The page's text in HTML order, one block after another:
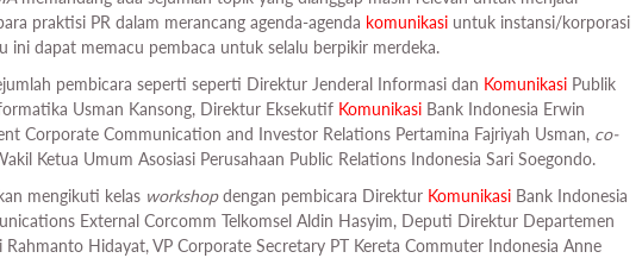
praktisi PR dalam merancang agenda-agenda komunikasi untuk instansi/korporasi
ini dapat memacu pembaca untuk selalu berpikir merdeka.
pembicara seperti seperti Direktur Jenderal Informasi dan Komunikasi Publik
Usman Kansong, Direktur Eksekutif Komunikasi Bank Indonesia Erwin
Corporate Communication and Investor Relations Pertamina Fajriyah Usman, co-
Ketua Umum Asosiasi Perusahaan Public Relations Indonesia Sari Soegondo.
mengikuti kelas workshopdengan pembicara Direktur Komunikasi Bank Indonesia
External Corcomm Telkomsel Aldin Hasyim, Deputi Direktur Departemen
Rahmanto Hidayat, VP Corporate Secretary PT Kereta Commuter Indonesia Anne